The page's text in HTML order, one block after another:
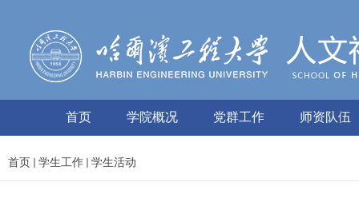
首页 学院概况 党群工作 师资队伍
首页 学生工作 学生活动